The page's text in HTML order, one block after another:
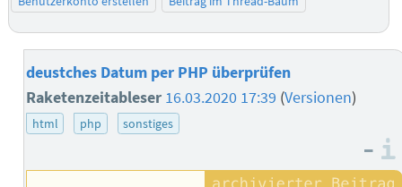
deustches Datum per PHP überprüfen
Raketenzeitableser 16.03.2020 17:39 (Versionen)
html php sonstiges
–